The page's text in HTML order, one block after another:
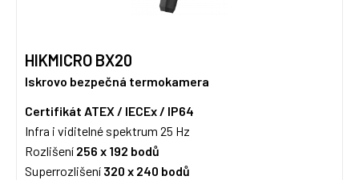
HIKMICRO BX20
Iskrovo bezpečná termokamera
Certifikát ATEX / IECEx / IP64
Infra i viditelné spektrum 25 Hz
Rozlišení 256 x 192 bodů
Superrozlišení 320 x 240 bodů